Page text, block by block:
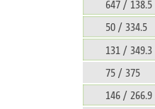
647 / 138.5
50 / 334.5
131 / 349.3
75 / 375
146 / 266.9